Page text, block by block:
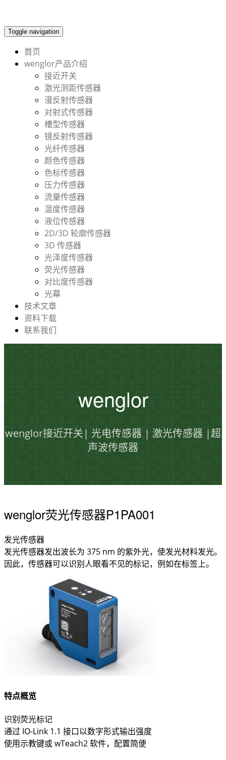
Toggle navigation
首页
wenglor产品介绍
接近开关
激光测距传感器
漫反射传感器
对射式传感器
槽型传感器
镜反射传感器
光纤传感器
颜色传感器
色标传感器
压力传感器
流量传感器
温度传感器
液位传感器
2D/3D 轮廓传感器
3D 传感器
光泽度传感器
荧光传感器
对比度传感器
光幕
技术文章
资料下载
联系我们
wenglor
wenglor接近开关| 光电传感器 | 激光传感器 |超
声波传感器
wenglor荧光传感器P1PA001
发光传感器
发光传感器发出波长为 375 nm 的紫外光，使发光材料发光。
因此，传感器可以识别人眼看不见的标记，例如在标签上。
特点概览
识别荧光标记
通过 IO-Link 1.1 接口以数字形式输出强度
使用示教键或 wTeach2 软件，配置简便